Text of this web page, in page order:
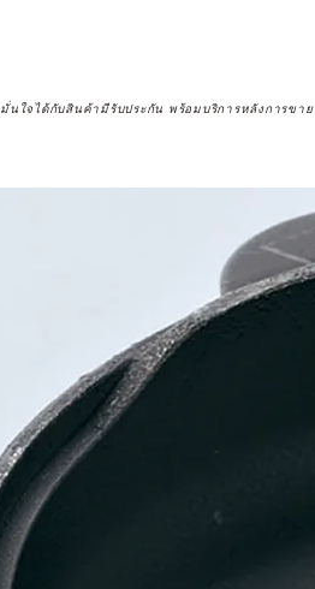
มั่นใจได้กับสินค้ามีรับประกัน พร้อมบริการหลังการขาย